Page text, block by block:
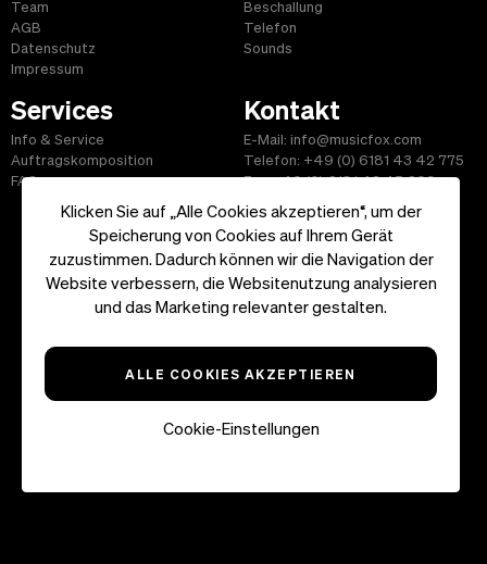
Klicken Sie auf „Alle Cookies akzeptieren“, um der
Speicherung von Cookies auf Ihrem Gerät
zuzustimmen. Dadurch können wir die Navigation der
Website verbessern, die Websitenutzung analysieren
und das Marketing relevanter gestalten.
ALLE COOKIES AKZEPTIEREN
Cookie-Einstellungen
Team
AGB
Datenschutz
Impressum
Beschallung
Telefon
Sounds
Services
Info & Service
Auftragskomposition
FAQ
Kontakt
E-Mail: info@musicfox.com
Telefon: +49 (0) 6181 43 42 775
Fax: +49 (0) 6181 43 45 609
Start|Informationen|AGB|Kontakt
Copyright ©2026 musicfox.com - Gemafreie Musik. All Rights